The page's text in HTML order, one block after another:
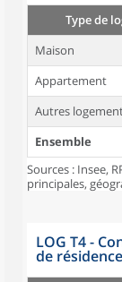
Type de
Maison
Appartement
Autres
Ensemble
Sources : Insee,
principales,
LOG T4 -
de